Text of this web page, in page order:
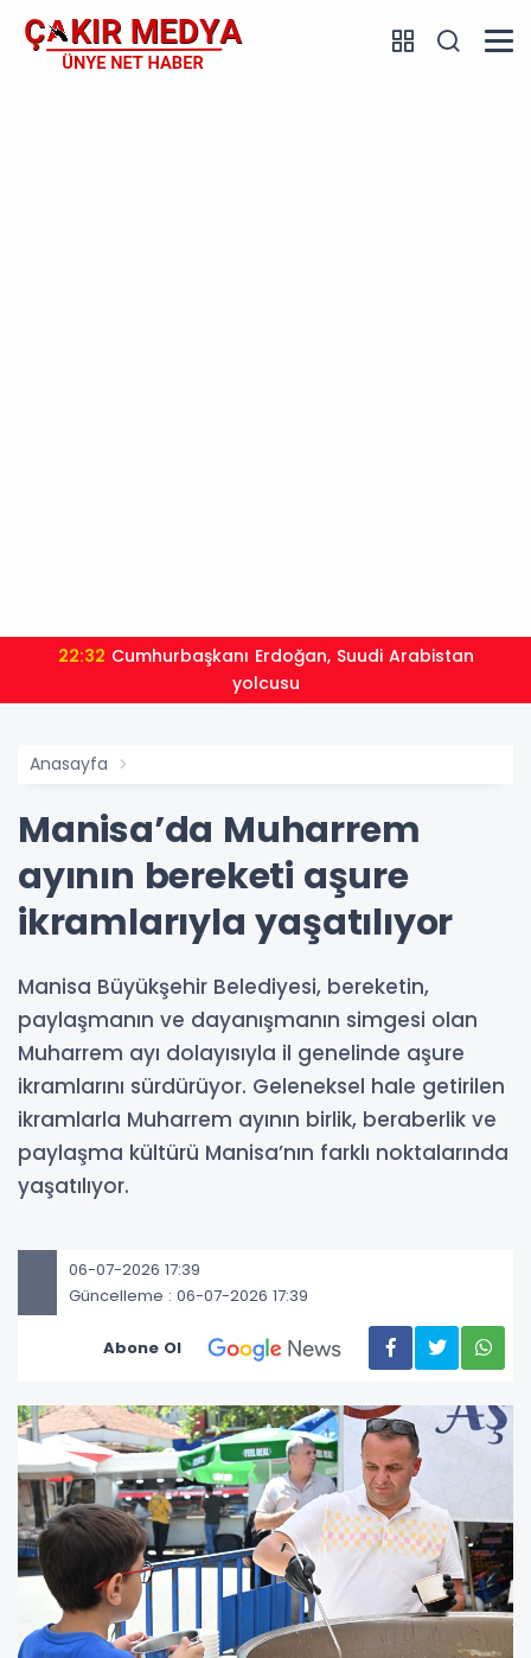
22:32
yolcusu
Anasayfa
Manisa’da Muharrem
ayının bereketi aşure
ikramlarıyla yaşatılıyor
Manisa Büyükşehir Belediyesi, bereketin,
paylaşmanın ve dayanışmanın simgesi olan
Muharrem ayı dolayısıyla il genelinde aşure
ikramlarını sürdürüyor. Geleneksel hale getirilen
ikramlarla Muharrem ayının birlik, beraberlik ve
paylaşma kültürü Manisa’nın farklı noktalarında
yaşatılıyor.
06-07-2026 17:39
Güncelleme : 06-07-2026 17:39
Abone Ol